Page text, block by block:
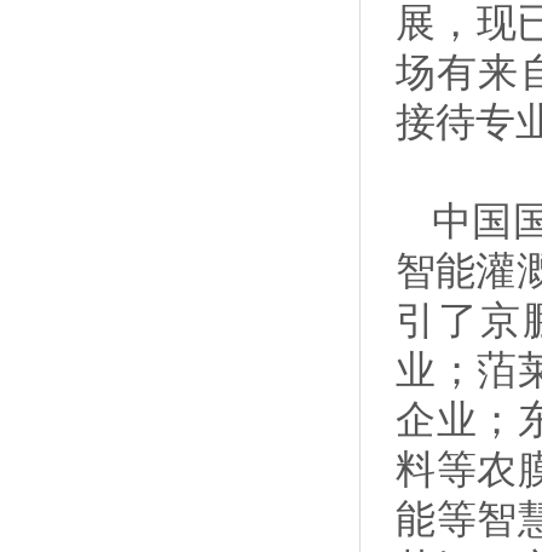
展，现
场有来
接待专
中国
智能灌
引了京
业；萡
企业；
料等农
能等智